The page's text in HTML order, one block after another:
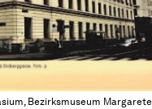
Bezirksmuseum